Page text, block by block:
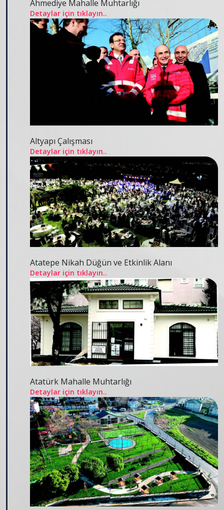
Ahmediye Mahalle Muhtarlığı
Detaylar için tıklayın..
Altyapı Çalışması
Detaylar için tıklayın..
Atatepe Nikah Düğün ve Etkinlik Alanı
Detaylar için tıklayın..
Atatürk Mahalle Muhtarlığı
Detaylar için tıklayın..